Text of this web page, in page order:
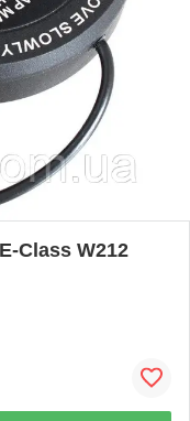
Class W212